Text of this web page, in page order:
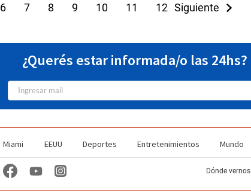
6 7 8 9 10 11 12 13 14
Siguiente
¿Querés estar informada/o las 24hs?
Miami EEUU Deportes Entretenimientos Mundo
Dónde vernos